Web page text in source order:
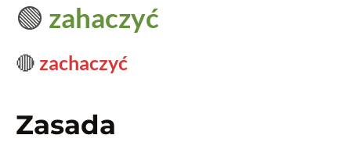
🟢 zahaczyć
🔴 zachaczyć
Zasada